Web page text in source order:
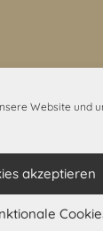
Website und
akzeptieren
Gesellschaft für